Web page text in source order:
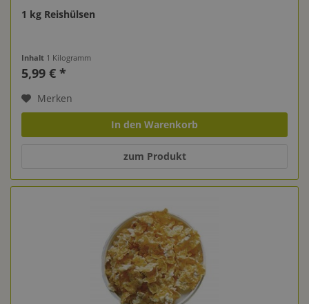
1 kg Reishülsen
Inhalt 1 Kilogramm
5,99 € *
Merken
In den Warenkorb
zum Produkt